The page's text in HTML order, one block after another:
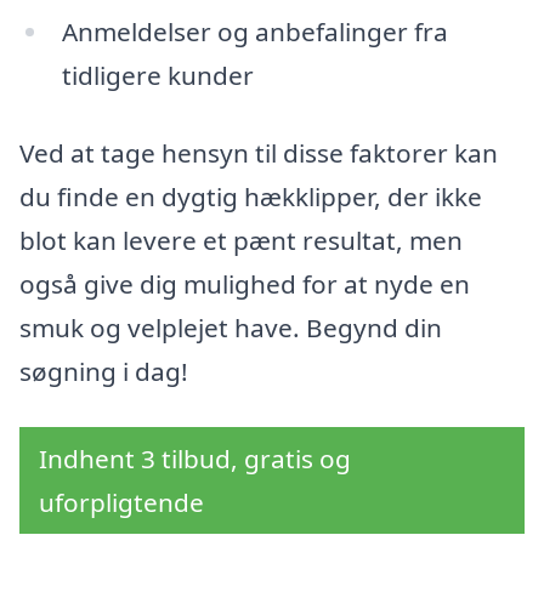
Anmeldelser og anbefalinger fra
tidligere kunder
Ved at tage hensyn til disse faktorer kan
du finde en dygtig hækklipper, der ikke
blot kan levere et pænt resultat, men
også give dig mulighed for at nyde en
smuk og velplejet have. Begynd din
søgning i dag!
Indhent 3 tilbud, gratis og
uforpligtende